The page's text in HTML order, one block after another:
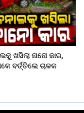
ଖସିଲା ନାନୋ କାର,
ବର୍ତ୍ତିଲେ ଚାଳକ